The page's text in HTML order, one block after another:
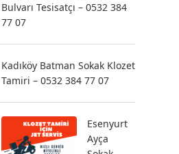
Bulvarı Tesisatçı – 0532 384
77 07
Kadıköy Batman Sokak Klozet
Tamiri – 0532 384 77 07
Esenyurt
Ayça